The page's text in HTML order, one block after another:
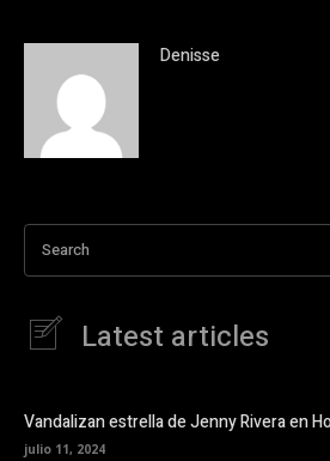
Denisse
Search
Latest articles
Vandalizan estrella de Jenny Rivera en
julio 11, 2024